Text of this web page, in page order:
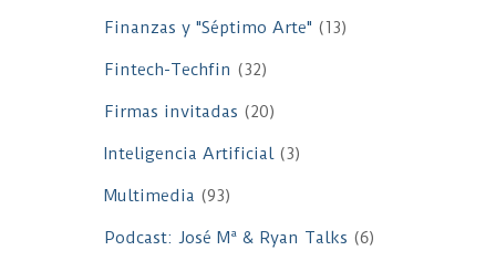
Finanzas y "Séptimo Arte" (13)
Fintech-Techfin (32)
Firmas invitadas (20)
Inteligencia Artificial(3)
Multimedia (93)
Podcast: José Mª & Ryan Talks (6)